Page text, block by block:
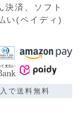
済、ソフト
い(ペイディ)
で送料無料